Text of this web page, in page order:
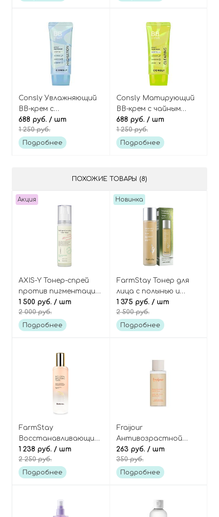
Consly Увлажняющий
BB-крем с
гиалуроновой
кислотой и
ниацинамидом
688 руб. / шт
1 250 руб.
Подробнее
Consly Матирующий
BB-крем с чайным
деревом и
гамамелисом (эффект
фотошопа), Clearing
688 руб. / шт
1 250 руб.
Подробнее
ПОХОЖИЕ ТОВАРЫ (8)
Акция
AXIS-Y Тонер-спрей
против пигментации
и постакне с
ниацинамидом, Dark
Spot Correcting Glow
1 500 руб. / шт
2 000 руб.
Подробнее
Новинка
FarmStay Тонер для
лица с полынью и
церамидами,
Mugwort&Ceramide
Toner
1 375 руб. / шт
2 500 руб.
Подробнее
FarmStay
Восстанавливающий
тонер для лица с
бифидобактериями,
Rice & Bifida
1 238 руб. / шт
2 250 руб.
Подробнее
Fraijour
Антивозрастной
лифтинг-тонер с
женьшенем и
пептидами
263 руб. / шт
350 руб.
Подробнее